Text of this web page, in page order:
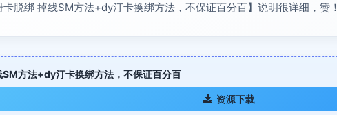
脱绑 掉线SM方法+dy汀卡换绑方法，不保证百分百】说明很详细，赞！
方法+dy汀卡换绑方法，不保证百分百
资源下载